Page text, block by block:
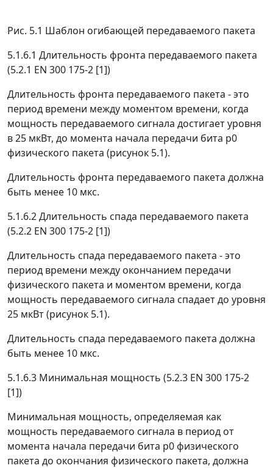
Рис. 5.1 Шаблон огибающей передаваемого пакета
5.1.6.1 Длительность фронта передаваемого пакета
(5.2.1 EN 300 175-2 [1])
Длительность фронта передаваемого пакета - это
период времени между моментом времени, когда
мощность передаваемого сигнала достигает уровня
в 25 мкВт, до момента начала передачи бита р0
физического пакета (рисунок 5.1).
Длительность фронта передаваемого пакета должна
быть менее 10 мкс.
5.1.6.2 Длительность спада передаваемого пакета
(5.2.2 EN 300 175-2 [1])
Длительность спада передаваемого пакета - это
период времени между окончанием передачи
физического пакета и моментом времени, когда
мощность передаваемого сигнала спадает до уровня
25 мкВт (рисунок 5.1).
Длительность спада передаваемого пакета должна
быть менее 10 мкс.
5.1.6.3 Минимальная мощность (5.2.3 EN 300 175-2
[1])
Минимальная мощность, определяемая как
мощность передаваемого сигнала в период от
момента начала передачи бита р0 физического
пакета до окончания физического пакета, должна